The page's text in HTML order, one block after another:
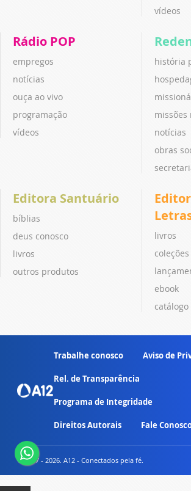
vídeos
Rádio POP
empregos
notícias
ouça ao vivo
programação
vídeos
história
notícias
obras
Editora Santuário
bíblias
deus conosco
livros
outros produtos
livros
coleções
ebook
catálogo
Trabalhe conosco Aviso de
Rel. de Transparência
Programa de Integridade
Direitos Autorais Fale
© 2007 - 2026. A12 - Conectados pela fé.